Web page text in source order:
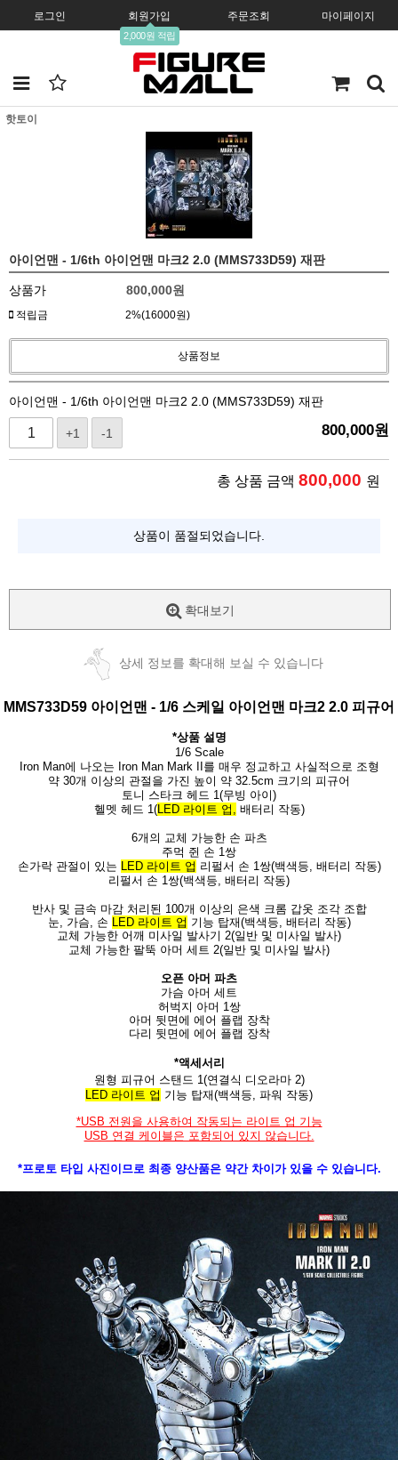
로그인 회원가입
2,000원 적립
주문조회 마이페이지
핫토이
아이언맨 - 1/6th 아이언맨 마크2 2.0 (MMS733D59) 재판
상품가 800,000원
적립금 2%(16000원)
상품정보
아이언맨 - 1/6th 아이언맨 마크2 2.0 (MMS733D59) 재판
+1 -1 800,000원
총 상품 금액 800,000 원
상품이 품절되었습니다.
확대보기
상세 정보를 확대해 보실 수 있습니다
MMS733D59 아이언맨 - 1/6 스케일 아이언맨 마크2 2.0 피규어
*상품 설명
1/6 Scale
Iron Man에 나오는 Iron Man Mark II를 매우 정교하고 사실적으로 조형
약 30개 이상의 관절을 가진 높이 약 32.5cm 크기의 피규어
토니 스타크 헤드 1(무빙 아이)
헬멧 헤드 1(LED 라이트 업, 배터리 작동)
6개의 교체 가능한 손 파츠
주먹 쥔 손 1쌍
손가락 관절이 있는 LED 라이트 업 리펄서 손 1쌍(백색등, 배터리 작동)
리펄서 손 1쌍(백색등, 배터리 작동)
반사 및 금속 마감 처리된 100개 이상의 은색 크롬 갑옷 조각 조합
눈, 가슴, 손 LED 라이트 업 기능 탑재(백색등, 배터리 작동)
교체 가능한 어깨 미사일 발사기 2(일반 및 미사일 발사)
교체 가능한 팔뚝 아머 세트 2(일반 및 미사일 발사)
오픈 아머 파츠
가슴 아머 세트
허벅지 아머 1쌍
아머 뒷면에 에어 플랩 장착
다리 뒷면에 에어 플랩 장착
*액세서리
원형 피규어 스탠드 1(연결식 디오라마 2)
LED 라이트 업 기능 탑재(백색등, 파워 작동)
*USB 전원을 사용하여 작동되는 라이트 업 기능
USB 연결 케이블은 포함되어 있지 않습니다.
*프로토 타입 사진이므로 최종 양산품은 약간 차이가 있을 수 있습니다.